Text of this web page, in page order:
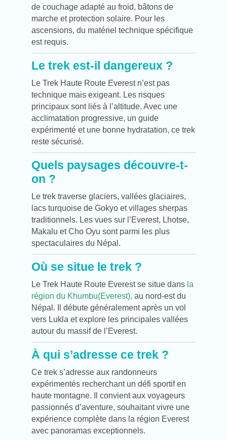
de couchage adapté au froid, bâtons de
marche et protection solaire. Pour les
ascensions, du matériel technique spécifique
est requis.
Le trek est-il dangereux ?
Le Trek Haute Route Everest n’est pas
technique mais exigeant. Les risques
principaux sont liés à l’altitude. Avec une
acclimatation progressive, un guide
expérimenté et une bonne hydratation, ce trek
reste sécurisé.
Quels paysages découvre-t-
on ?
Le trek traverse glaciers, vallées glaciaires,
lacs turquoise de Gokyo et villages sherpas
traditionnels. Les vues sur l’Everest, Lhotse,
Makalu et Cho Oyu sont parmi les plus
spectaculaires du Népal.
Où se situe le trek ?
Le Trek Haute Route Everest se situe dans la
région du Khumbu(Everest), au nord-est du
Népal. Il débute généralement après un vol
vers Lukla et explore les principales vallées
autour du massif de l’Everest.
À qui s’adresse ce trek ?
Ce trek s’adresse aux randonneurs
expérimentés recherchant un défi sportif en
haute montagne. Il convient aux voyageurs
passionnés d’aventure, souhaitant vivre une
expérience complète dans la région Everest
avec panoramas exceptionnels.